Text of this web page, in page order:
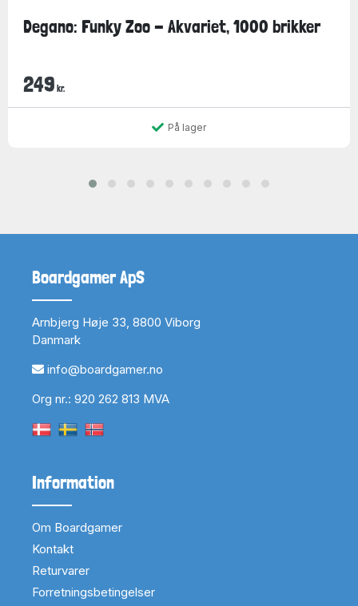
Degano: Funky Zoo - Akvariet, 1000 brikker
249 kr.
På lager
Boardgamer ApS
Arnbjerg Høje 33, 8800 Viborg
Danmark
info@boardgamer.no
Org nr.: 920 262 813 MVA
Information
Om Boardgamer
Kontakt
Returvarer
Forretningsbetingelser